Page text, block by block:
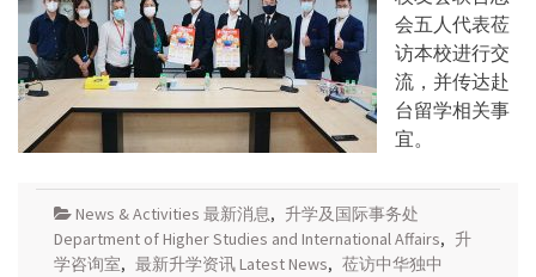
会五人代表莅
访本校进行交
流，并传达赴
台留学相关事
宜。
News & Activities 最新消息, 升学及国际事务处
Department of Higher Studies and International Affairs, 升
学咨询室, 最新升学资讯 Latest News, 莅访中华独中